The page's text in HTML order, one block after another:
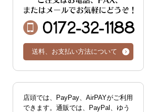
送料、お支払い方法について
店頭では、PayPay、AirPAYがご利用
できます。通販では、PayPal、ゆう